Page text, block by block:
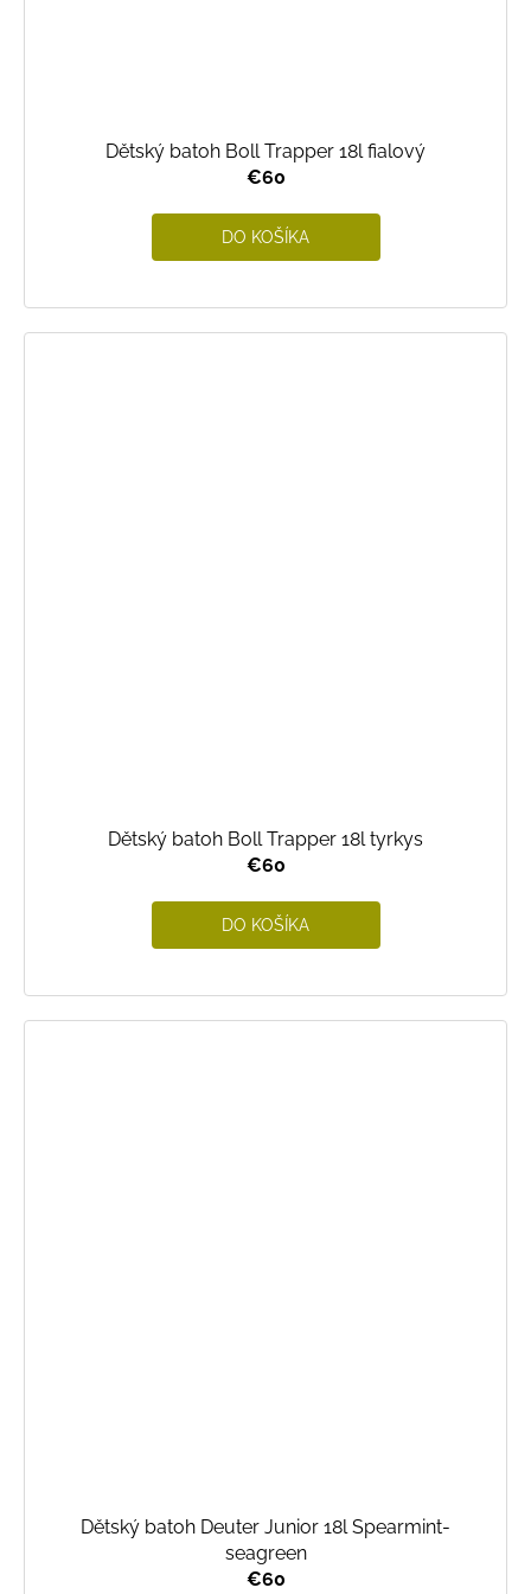
Dětský batoh Boll Trapper 18l fialový
€60
DO KOŠÍKA
Dětský batoh Boll Trapper 18l tyrkys
€60
DO KOŠÍKA
Dětský batoh Deuter Junior 18l Spearmint-
seagreen
€60